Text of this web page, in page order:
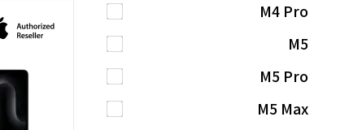
M4 Pro
M5
M5 Pro
M5 Max